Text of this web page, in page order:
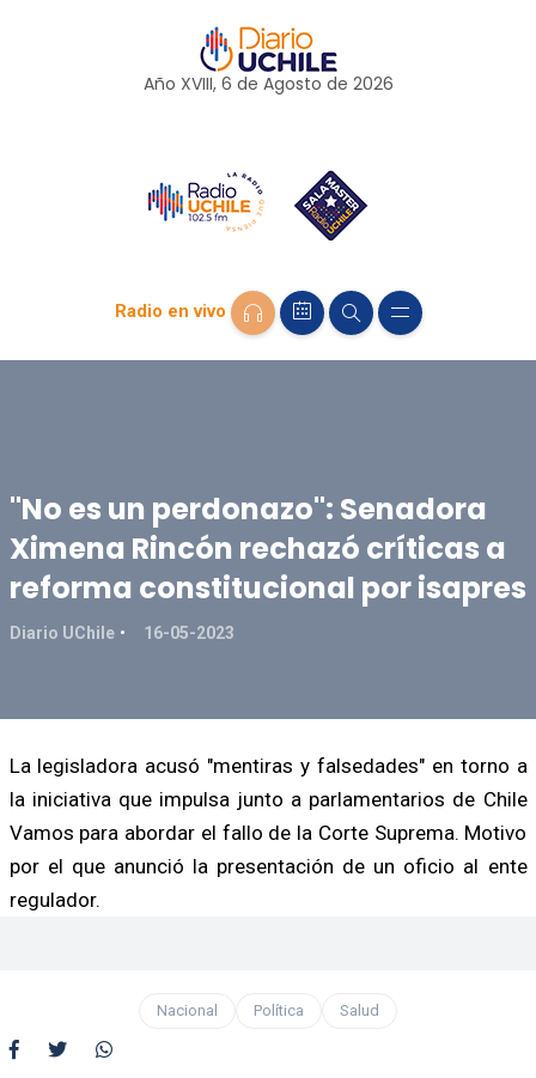
Año XVIII, 6 de Agosto de 2026
Radio en vivo
"No es un perdonazo": Senadora
Ximena Rincón rechazó críticas a
reforma constitucional por isapres
Diario UChile 16-05-2023
La legisladora acusó "mentiras y falsedades" en torno a
la iniciativa que impulsa junto a parlamentarios de Chile
Vamos para abordar el fallo de la Corte Suprema. Motivo
por el que anunció la presentación de un oficio al ente
regulador.
Nacional Política Salud